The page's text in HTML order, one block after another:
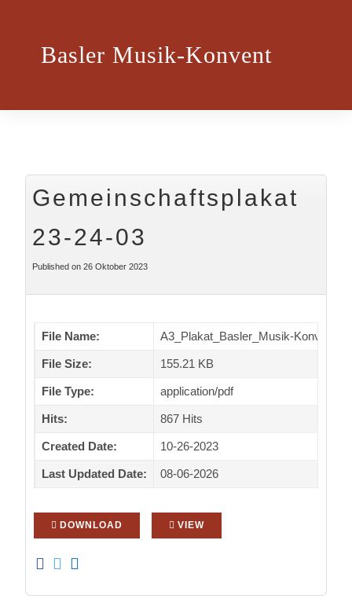
Basler Musik-Konvent
Gemeinschaftsplakat
23-24-03
Published on 26 Oktober 2023
File Name: A3_Plakat_Basler_Musik-
File Size: 155.21 KB
File Type: application/pdf
Hits: 867 Hits
Created Date: 10-26-2023
Last Updated Date: 08-06-2026
DOWNLOAD VIEW